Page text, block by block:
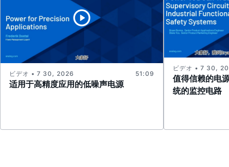
适用于高精度应用的低噪声电源
ビデオ • 7 30, 2026 51:09
值得信赖的电
统的监控电路
ビデオ • 7 30,